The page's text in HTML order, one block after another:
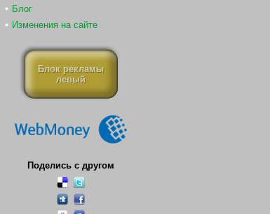
Блог
Изменения на сайте
Блок рекламы
левый
Поделись с другом